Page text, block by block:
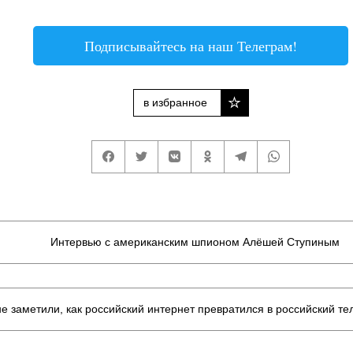
Подписывайтесь на наш Телеграм!
в избранное
Интервью с американским шпионом Алёшей Ступиным
заметили, как российский интернет превратился в российский